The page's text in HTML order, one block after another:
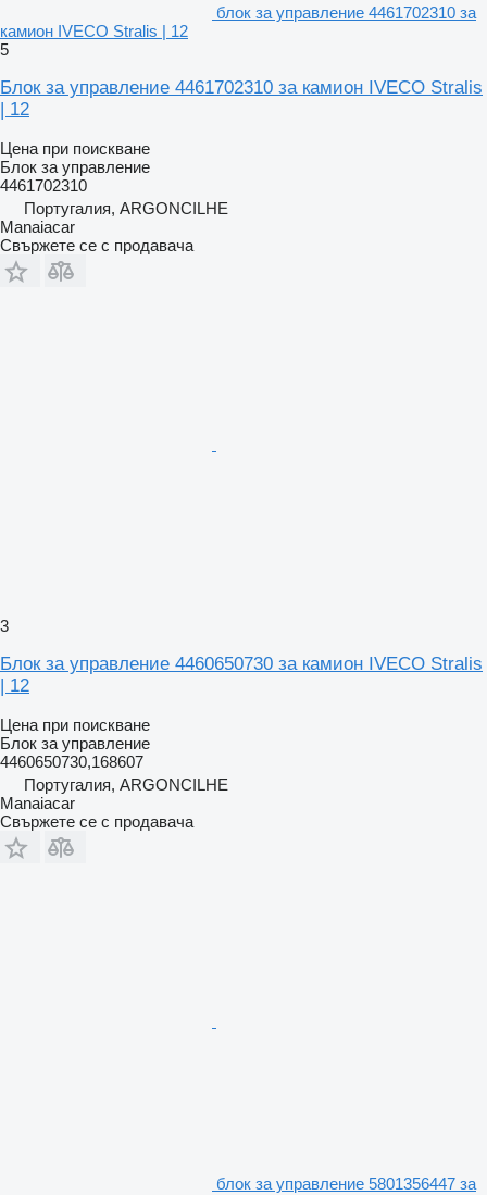
блок за управление 4461702310 за
камион IVECO Stralis | 12
5
Блок за управление 4461702310 за камион IVECO Stralis
| 12
Цена при поискване
Блок за управление
4461702310
Португалия, ARGONCILHE
Manaiacar
Свържете се с продавача
3
Блок за управление 4460650730 за камион IVECO Stralis
| 12
Цена при поискване
Блок за управление
4460650730,168607
Португалия, ARGONCILHE
Manaiacar
Свържете се с продавача
блок за управление 5801356447 за